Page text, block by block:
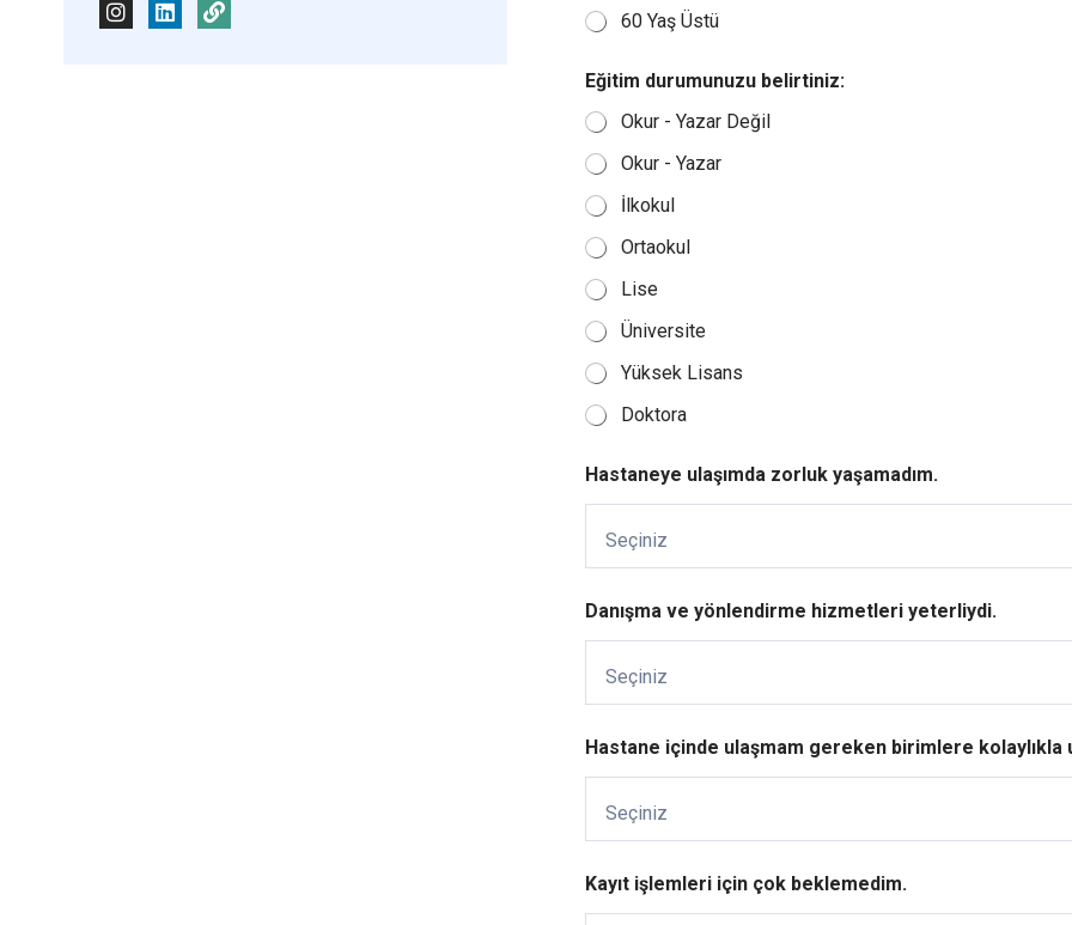
60 Yaş Üstü
Eğitim durumunuzu belirtiniz:
Okur - Yazar Değil
Okur - Yazar
İlkokul
Ortaokul
Lise
Üniversite
Yüksek Lisans
Doktora
l
a
a
b
e
r
i
l
u
a
ş
Hastaneye ulaşımda zorluk yaşamadım.
Seçiniz
Danışma ve yönlendirme hizmetleri yeterliydi.
Seçiniz
Hastane içinde ulaşmam gereken birimlere kolaylıkla
Seçiniz
Kayıt işlemleri için çok beklemedim.